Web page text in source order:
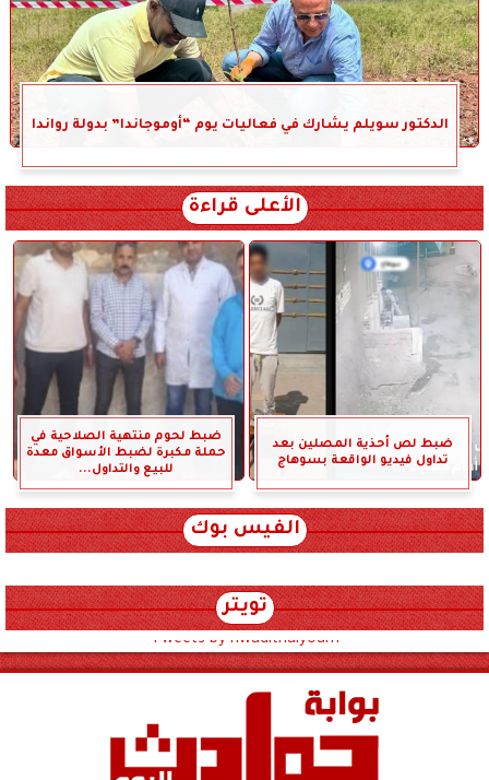
الدكتور سويلم يشارك في فعاليات يوم “أوموجاندا” بدولة رواندا
الأعلى قراءة
ضبط لص أحذية المصلين بعد
تداول فيديو الواقعة بسوهاج
ضبط لحوم منتهية الصلاحية في
حملة مكبرة لضبط الأسواق معدة
للبيع والتداول...
الفيس بوك
تويتر
Tweets by hwadithalyoum